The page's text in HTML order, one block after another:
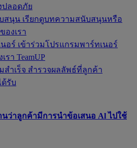
ปลอดภัย
สนุน เรียกดูบทความสนับสนุนหรือ
องเรา
อร์ เข้าร่วมโปรแกรมพาร์ทเนอร์
รา TeamUP
สำเร็จ สำรวจผลลัพธ์ที่ลูกค้า
ด้รับ
นว่าลูกค้ามีการนำข้อเสนอ Al ไปใช้